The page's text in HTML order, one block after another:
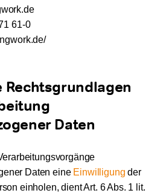
61-0
Rechtsgrundlagen
Daten
Daten eine Einwilligung der
einholen, dient Art. 6 Abs. 1 lit.